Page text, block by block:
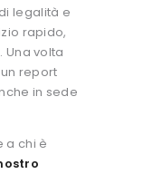
legalità e
rapido,
volta
report
in sede
a chi è